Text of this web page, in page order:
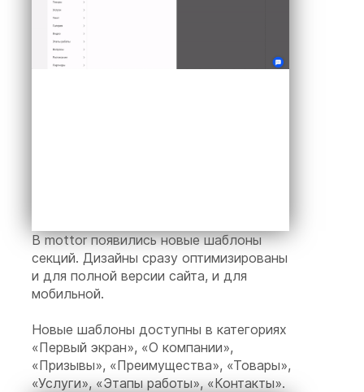
В mottor появились новые шаблоны
секций. Дизайны сразу оптимизированы
и для полной версии сайта, и для
мобильной.
Новые шаблоны доступны в категориях
«Первый экран», «О компании»,
«Призывы», «Преимущества», «Товары»,
«Услуги», «Этапы работы», «Контакты».